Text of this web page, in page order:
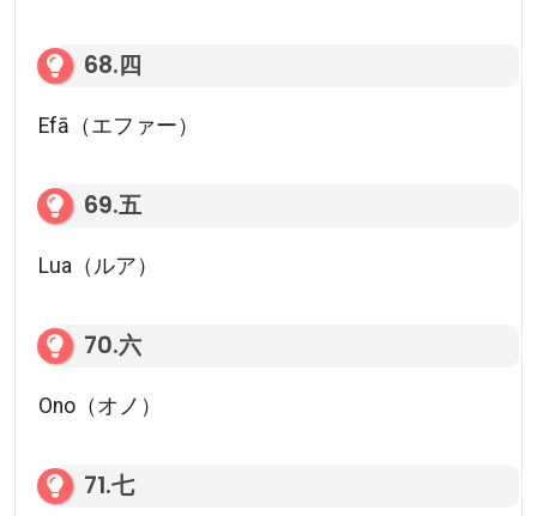
68.四
Efā（エファー）
69.五
Lua（ルア）
70.六
Ono（オノ）
71.七